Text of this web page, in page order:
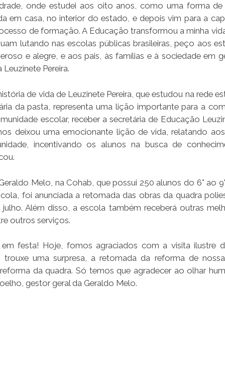
onde estudei aos oito anos, como uma forma
em casa, no interior do estado, e depois vim para a
de formação. A Educação transformou a minha
lutando nas escolas públicas brasileiras, peço aos
e alegre, e aos pais, às famílias e à sociedade em
Pereira.
de vida de Leuzinete Pereira, que estudou na rede
da pasta, representa uma lição importante para a
escolar, receber a secretária de Educação
deixou uma emocionante lição de vida, relatando
incentivando os alunos na busca de
Melo, na Cohab, que possui 250 alunos do 6° ao
foi anunciada a retomada das obras da quadra
Além disso, a escola também receberá outras
outros serviços.
festa! Hoje, fomos agraciados com a visita ilustre
uma surpresa, a retomada da reforma de
da quadra. Só temos que agradecer ao olhar
gestor geral da Geraldo Melo.